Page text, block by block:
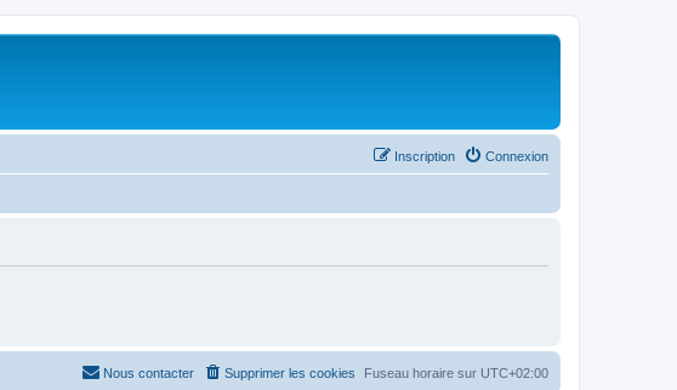
Connexion
Inscription
Fuseau horaire sur UTC+02:00
Supprimer les cookies
Nous contacter